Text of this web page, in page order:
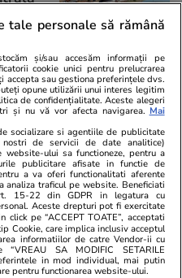
în
în
13:58
la 67
fi
tale personale să rămână
și/sau accesăm informații pe
cookie unici pentru prelucrarea
accepta sau gestiona preferințele dvs.
opune utilizării unui interes legitim
de confidențialitate. Aceste alegeri
și nu vă vor afecta navigarea. Mai
socializare si agentiile de publicitate
de servicii de date analitice)
ului sa functioneze, pentru a
publicitare afisate in functie de
a va oferi functionalitati aferente
analiza traficul pe website. Beneficiati
15-22 din GDPR in legatura cu
Aceste drepturi pot fi exercitate
click pe “ACCEPT TOATE”, acceptati
Cookie, care implica inclusiv acceptul
informatiilor de catre Vendor-ii cu
SA MODIFIC SETARILE
in mod individual, mai putin
pentru functionarea website-ului.